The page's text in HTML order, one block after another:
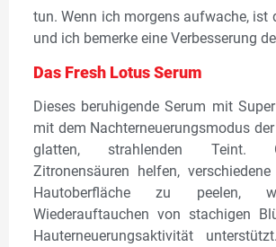
tun. Wenn ich morgens aufwache, ist
und ich bemerke eine Verbesserung
Das Fresh Lotus Serum
Dieses beruhigende Serum mit
mit dem Nachterneuerungsmodus
glatten, strahlenden Teint.
Zitronensäuren helfen,
Hautoberfläche zu peelen,
Wiederauftauchen von stachigen
Hauterneuerungsaktivität